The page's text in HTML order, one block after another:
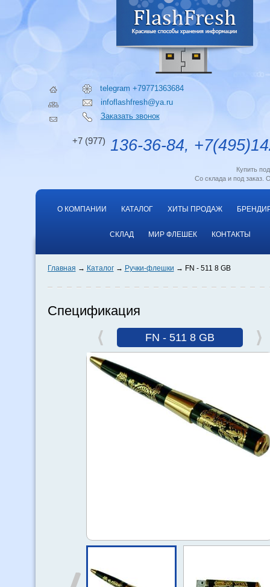
telegram +79771363684
infoflashfresh@ya.ru
Заказать звонок
+7 (977) 136-36-84,
Купить
Со склада и под заказ.
О КОМПАНИИ КАТАЛОГ ХИТЫ ПРОДАЖ
СКЛАД МИР ФЛЕШЕК КОНТАКТЫ
Главная Каталог Ручки-флешки FN - 511 8 GB
Спецификация
FN - 511 8 GB